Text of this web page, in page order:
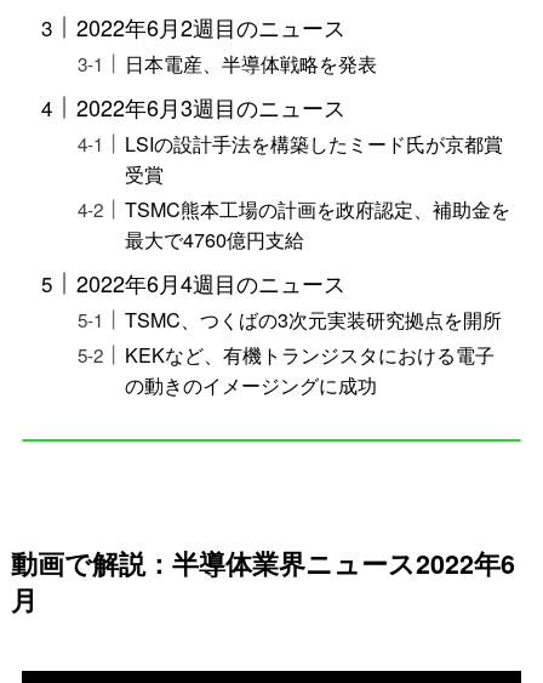
2022年6月2週目のニュース
日本電産、半導体戦略を発表
2022年6月3週目のニュース
LSIの設計手法を構築したミード氏が京都賞
受賞
TSMC熊本工場の計画を政府認定、補助金を
最大で4760億円支給
2022年6月4週目のニュース
TSMC、つくばの3次元実装研究拠点を開所
KEKなど、有機トランジスタにおける電子
の動きのイメージングに成功
動画で解説：半導体業界ニュース2022年6
月